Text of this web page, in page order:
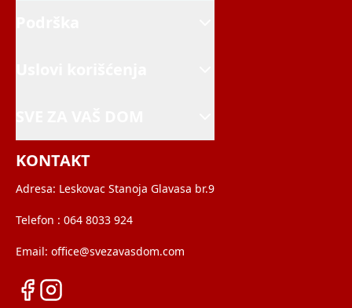
KONTAKT
Adresa: Leskovac Stanoja Glavasa br.9
Telefon : 064 8033 924
Email: office@svezavasdom.com